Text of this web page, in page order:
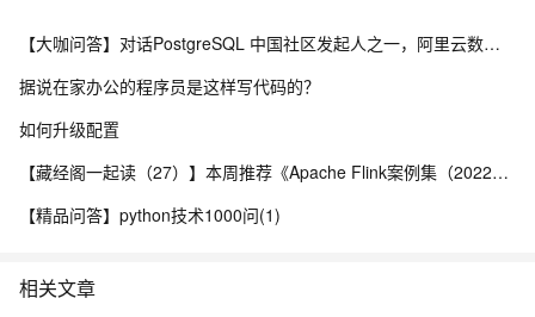
【大咖问答】对话PostgreSQL 中国社区发起人之一，阿里云数据库高级专家 德哥
据说在家办公的程序员是这样写代码的？
如何升级配置
【藏经阁一起读（27）】本周推荐《Apache Flink案例集（2022版）》，你有哪些心得？
【精品问答】python技术1000问(1)
相关文章